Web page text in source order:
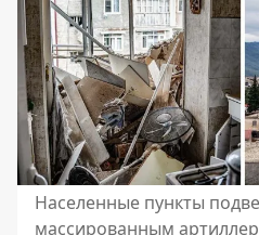
Населенные пункты
массированным